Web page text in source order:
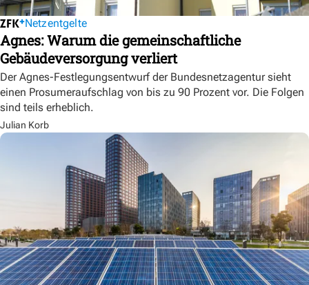
Netzentgelte
Agnes: Warum die gemeinschaftliche
Gebäudeversorgung verliert
Der Agnes-Festlegungsentwurf der Bundesnetzagentur sieht
einen Prosumeraufschlag von bis zu 90 Prozent vor. Die Folgen
sind teils erheblich.
Julian Korb